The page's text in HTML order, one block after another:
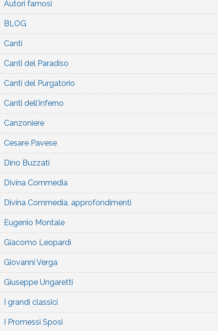
Autori famosi
BLOG
Canti
Canti del Paradiso
Canti del Purgatorio
Canti dell'inferno
Canzoniere
Cesare Pavese
Dino Buzzati
Divina Commedia
Divina Commedia, approfondimenti
Eugenio Montale
Giacomo Leopardi
Giovanni Verga
Giuseppe Ungaretti
I grandi classici
I Promessi Sposi